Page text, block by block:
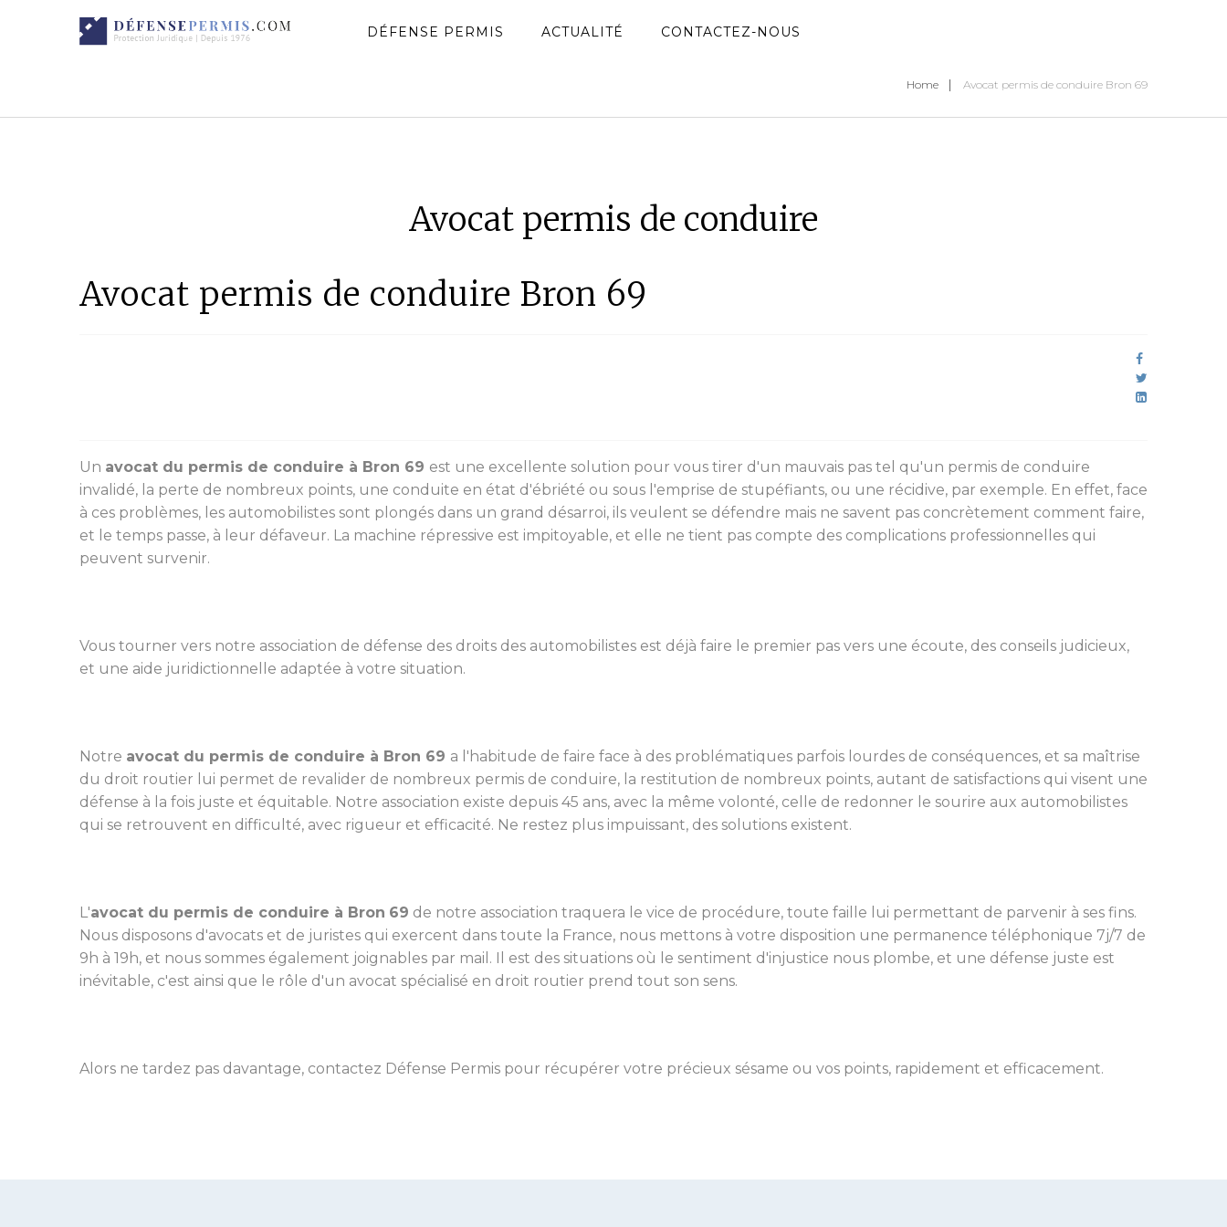
DÉFENSE PERMIS ACTUALITÉ CONTACTEZ-NOUS
Home Avocat permis de conduire Bron 69
Avocat permis de conduire
Avocat permis de conduire Bron 69
Un avocat du permis de conduire à Bron 69 est une excellente solution pour vous tirer d'un mauvais pas tel qu'un permis de conduire
invalidé, la perte de nombreux points, une conduite en état d'ébriété ou sous l'emprise de stupéfiants, ou une récidive, par exemple. En effet, face
à ces problèmes, les automobilistes sont plongés dans un grand désarroi, ils veulent se défendre mais ne savent pas concrètement comment faire,
et le temps passe, à leur défaveur. La machine répressive est impitoyable, et elle ne tient pas compte des complications professionnelles qui
peuvent survenir.
Vous tourner vers notre association de défense des droits des automobilistes est déjà faire le premier pas vers une écoute, des conseils judicieux,
et une aide juridictionnelle adaptée à votre situation.
Notre avocat du permis de conduire à Bron 69 a l'habitude de faire face à des problématiques parfois lourdes de conséquences, et sa maîtrise
du droit routier lui permet de revalider de nombreux permis de conduire, la restitution de nombreux points, autant de satisfactions qui visent une
défense à la fois juste et équitable. Notre association existe depuis 45 ans, avec la même volonté, celle de redonner le sourire aux automobilistes
qui se retrouvent en difficulté, avec rigueur et efficacité. Ne restez plus impuissant, des solutions existent.
L'avocat du permis de conduire à Bron 69 de notre association traquera le vice de procédure, toute faille lui permettant de parvenir à ses fins.
Nous disposons d'avocats et de juristes qui exercent dans toute la France, nous mettons à votre disposition une permanence téléphonique 7j/7 de
9h à 19h, et nous sommes également joignables par mail. Il est des situations où le sentiment d'injustice nous plombe, et une défense juste est
inévitable, c'est ainsi que le rôle d'un avocat spécialisé en droit routier prend tout son sens.
Alors ne tardez pas davantage, contactez Défense Permis pour récupérer votre précieux sésame ou vos points, rapidement et efficacement.